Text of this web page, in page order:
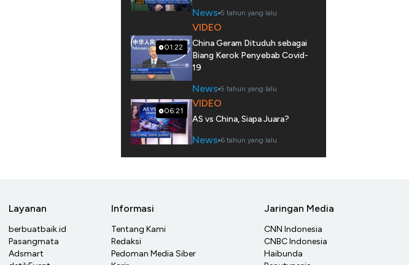
News 5 tahun yang lalu
01:22
VIDEO
China Geram Dituduh sebagai
Biang Kerok Penyebab Covid-
19
News 5 tahun yang lalu
06:21
VIDEO
AS vs China, Siapa Juara?
News 6 tahun yang lalu
Layanan
berbuatbaik.id
Pasangmata
Adsmart
Informasi
Tentang Kami
Redaksi
Pedoman Media Siber
Jaringan Media
CNN Indonesia
CNBC Indonesia
Haibunda